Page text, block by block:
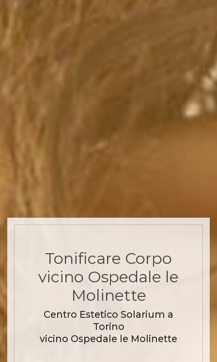
Tonificare Corpo
vicino Ospedale le
Molinette
Centro Estetico Solarium a
Torino
vicino Ospedale le Molinette